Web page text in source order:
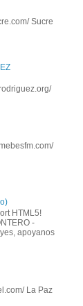
Sucre
HTML5!
-
apoyanos
La Paz